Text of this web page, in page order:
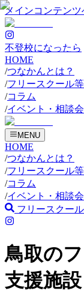
メインコンテン
不登校になったら
HOME
/つなかんとは？
/フリースクール
/コラム
/イベント・相談会
MENU
HOME
/つなかんとは？
/フリースクール
/コラム
/イベント・相談会
フリースクー
鳥取の
支援施